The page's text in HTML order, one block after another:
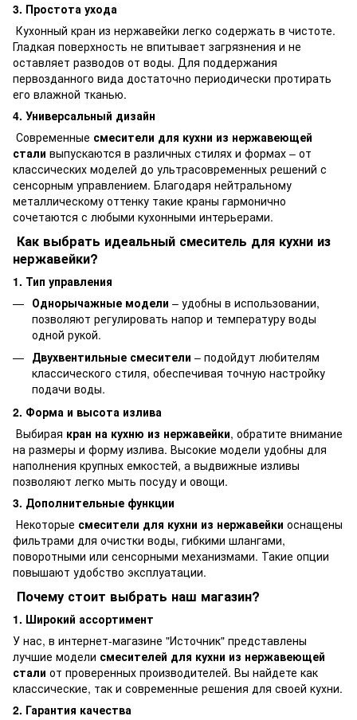
3. Простота ухода
Кухонный кран из нержавейки легко содержать в чистоте.
Гладкая поверхность не впитывает загрязнения и не
оставляет разводов от воды. Для поддержания
первозданного вида достаточно периодически протирать
его влажной тканью.
4. Универсальный дизайн
Современные смесители для кухни из нержавеющей
стали выпускаются в различных стилях и формах – от
классических моделей до ультрасовременных решений с
сенсорным управлением. Благодаря нейтральному
металлическому оттенку такие краны гармонично
сочетаются с любыми кухонными интерьерами.
Как выбрать идеальный смеситель для кухни из
нержавейки?
1. Тип управления
Однорычажные модели – удобны в использовании,
позволяют регулировать напор и температуру воды
одной рукой.
Двухвентильные смесители – подойдут любителям
классического стиля, обеспечивая точную настройку
подачи воды.
2. Форма и высота излива
Выбирая кран на кухню из нержавейки, обратите внимание
на размеры и форму излива. Высокие модели удобны для
наполнения крупных емкостей, а выдвижные изливы
позволяют легко мыть посуду и овощи.
3. Дополнительные функции
Некоторые смесители для кухни из нержавейки оснащены
фильтрами для очистки воды, гибкими шлангами,
поворотными или сенсорными механизмами. Такие опции
повышают удобство эксплуатации.
Почему стоит выбрать наш магазин?
1. Широкий ассортимент
У нас, в интернет-магазине "Источник" представлены
лучшие модели смесителей для кухни из нержавеющей
стали от проверенных производителей. Вы найдете как
классические, так и современные решения для своей кухни.
2. Гарантия качества